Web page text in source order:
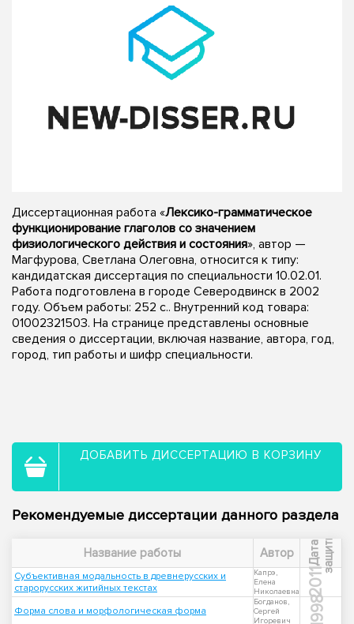
Диссертационная работа «Лексико-грамматическое
функционирование глаголов со значением
физиологического действия и состояния», автор —
Магфурова, Светлана Олеговна, относится к типу:
кандидатская диссертация по специальности 10.02.01.
Работа подготовлена в городе Северодвинск в 2002
году. Объем работы: 252 с.. Внутренний код товара:
01002321503. На странице представлены основные
сведения о диссертации, включая название, автора, год,
город, тип работы и шифр специальности.
ДОБАВИТЬ ДИССЕРТАЦИЮ В КОРЗИНУ
Рекомендуемые диссертации данного раздела
Название работы Автор Д
а
т
а
з
а
щ
и
т ы
Субъективная модальность в древнерусских и
старорусских житийных текстах
Капрэ,
Елена
Николаевна
2011
Форма слова и морфологическая форма
Богданов,
Сергей
Игоревич
1998